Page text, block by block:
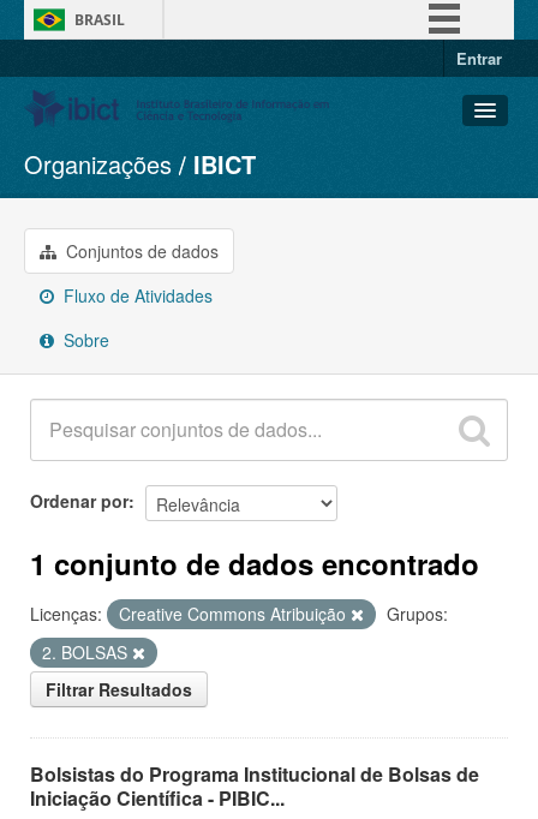
BRASIL
Entrar
Conjuntos de dados
Organizações
Grupos
Sobre
Organizações IBICT
Conjuntos de dados
Fluxo de Atividades
Sobre
Ordenar por
1 conjunto de dados encontrado
Licenças: Creative Commons Atribuição
Grupos:
2. BOLSAS
Filtrar Resultados
Bolsistas do Programa Institucional de Bolsas de
Iniciação Científica - PIBIC...